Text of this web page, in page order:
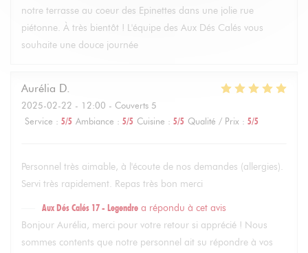
notre terrasse au coeur des Epinettes dans une jolie rue
piétonne. À très bientôt ! L'équipe des Aux Dés Calés vous
souhaite une douce journée
Aurélia D
2025-02-22 - 12:00 - Couverts 5
Service : 5/5 Ambiance : 5/5 Cuisine : 5/5 Qualité / Prix : 5/5
Personnel très aimable, à l'écoute de nos demandes (allergies).
Servi très rapidement. Repas très bon merci
Aux Dés Calés 17 - Legendre a répondu à cet avis
Bonjour Aurélia, merci pour votre retour si apprécié ! Nous
sommes contents que notre personnel ait su répondre à vos